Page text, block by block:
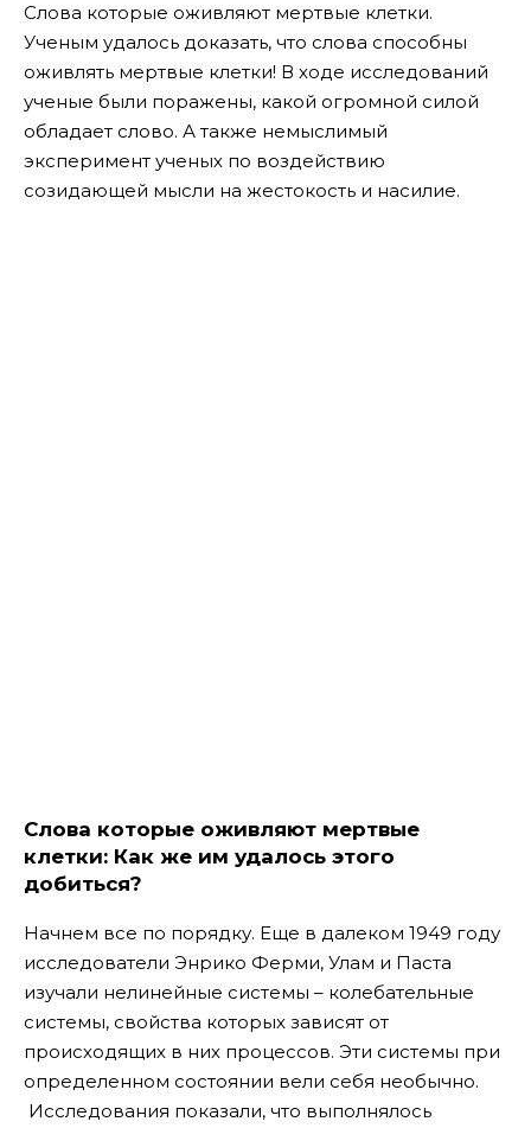
Слова которые оживляют мертвые клетки.
Ученым удалось доказать, что слова способны
оживлять мертвые клетки! В ходе исследований
ученые были поражены, какой огромной силой
обладает слово. А также немыслимый
эксперимент ученых по воздействию
созидающей мысли на жестокость и насилие.
Слова которые оживляют мертвые
клетки: Как же им удалось этого
добиться?
Начнем все по порядку. Еще в далеком 1949 году
исследователи Энрико Ферми, Улам и Паста
изучали нелинейные системы – колебательные
системы, свойства которых зависят от
происходящих в них процессов. Эти системы при
определенном состоянии вели себя необычно.
Исследования показали, что выполнялось